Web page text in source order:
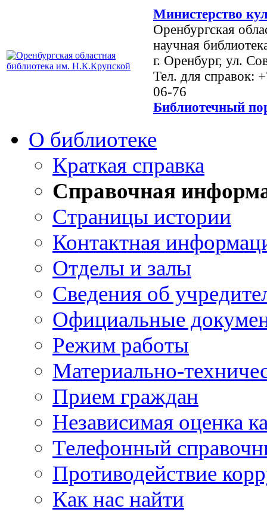
Министерство
Оренбургская
научная
г. Оренбург, ул.
Тел. для справок:
06-76
Библиотечный
О библиотеке
Краткая справка
Справочная
Страницы истории
Контактная
Отделы и залы
Сведения об
Официальные
Режим работы
Материально-
Прием граждан
Независимая оценка
Телефонный
Противодействие
Как нас найти